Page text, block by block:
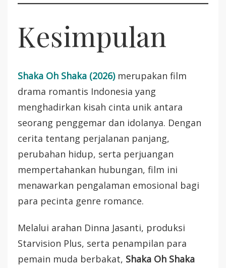
Kesimpulan
Shaka Oh Shaka (2026) merupakan film
drama romantis Indonesia yang
menghadirkan kisah cinta unik antara
seorang penggemar dan idolanya. Dengan
cerita tentang perjalanan panjang,
perubahan hidup, serta perjuangan
mempertahankan hubungan, film ini
menawarkan pengalaman emosional bagi
para pecinta genre romance.
Melalui arahan Dinna Jasanti, produksi
Starvision Plus, serta penampilan para
pemain muda berbakat, Shaka Oh Shaka